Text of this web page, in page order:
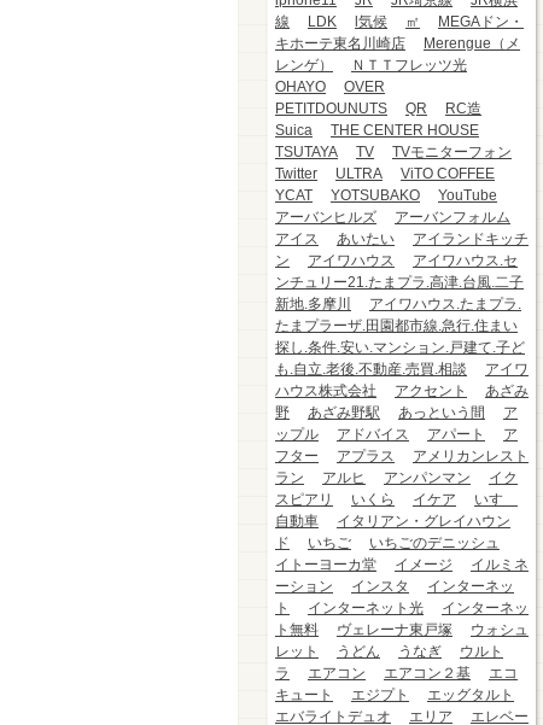
線
LDK l気候 ㎡
MEGAドン・
キホーテ東名川崎店
Merengue（メ
レンゲ）
ＮＴＴフレッツ光
OHAYO
OVER
PETITDOUNUTS
QR
RC造
Suica
THE CENTER HOUSE
TSUTAYA
TV
TVモニターフォン
Twitter
ULTRA
ViTO COFFEE
YCAT
YOTSUBAKO
YouTube
アーバンヒルズ
アーバンフォルム
アイス
あいたい
アイランドキッチ
ン
アイワハウス
アイワハウス.セ
ンチュリー21.たまプラ.高津.台風.二子
新地.多摩川
アイワハウス.たまプラ.
たまプラーザ.田園都市線.急行.住まい
探し.条件.安い.マンション.戸建て.子ど
も.自立.老後.不動産.売買.相談
アイワ
ハウス株式会社
アクセント
あざみ
野
あざみ野駅 あっという間
ア
ップル
アドバイス アパート
ア
フター
アプラス
アメリカンレスト
ラン
アルヒ アンパンマン
イク
スピアリ
いくら イケア
いすゞ
自動車
イタリアン・グレイハウン
ド
いちご
いちごのデニッシュ
イトーヨーカ堂
イメージ
イルミネ
ーション
インスタ
インターネッ
ト
インターネット光
インターネッ
ト無料
ヴェレーナ東戸塚
ウォシュ
レット
うどん うなぎ
ウルト
ラ
エアコン エアコン２基
エコ
キュート
エジプト
エッグタルト
エバライトデュオ
エリア
エレベー